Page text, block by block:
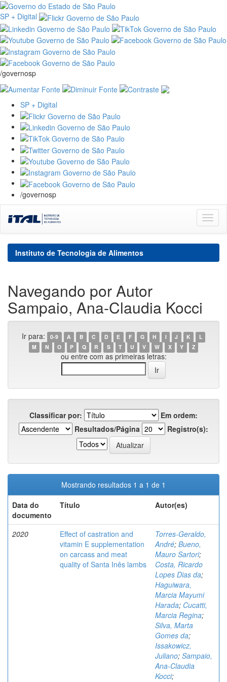
SP + Digital
/governosp
SP + Digital
/governosp
navigation
Instituto de Tecnologia de Alimentos
Navegando por Autor
Sampaio, Ana-Claudia Kocci
Ir para: 0-9 A B C D E F G H I J K
L
M
N O P Q R S T U V W X Y Z
ou entre com as primeiras letras:
Classificar por:
Em ordem:
Resultados/Página
Registro(s):
Mostrando resultados 1 a 1 de 1
Data do
documento
Título Autor(es)
2020
Effect of castration and
vitamin E supplementation
on carcass and meat
quality of Santa Inês lambs
Torres-Geraldo,
André; Bueno,
Mauro Sartori;
Costa, Ricardo
Lopes Dias da;
Haguiwara,
Marcia Mayumi
Harada; Cucatti,
Marcia Regina;
Silva, Marta
Gomes da;
Issakowicz,
Juliano; Sampaio,
Ana-Claudia
Kocci;